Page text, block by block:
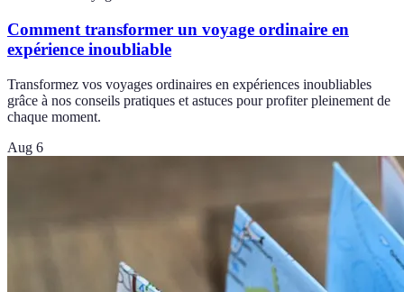
Comment transformer un voyage ordinaire en
expérience inoubliable
Transformez vos voyages ordinaires en expériences inoubliables
grâce à nos conseils pratiques et astuces pour profiter pleinement de
chaque moment.
Aug 6